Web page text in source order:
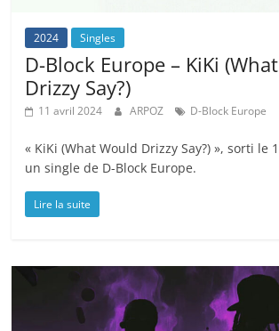
2024 Singles
D-Block Europe – KiKi
Drizzy Say?)
11 avril 2024 ARPOZ D-Block Europe
« KiKi (What Would Drizzy Say?) », sorti le
un single de D-Block Europe.
Lire la suite